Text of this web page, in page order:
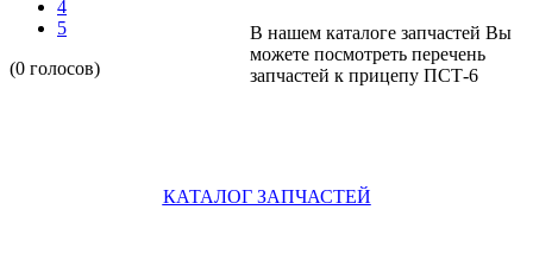
4
5
(0 голосов)
В нашем каталоге запчастей Вы
можете посмотреть перечень
запчастей к прицепу ПСТ-6
КАТАЛОГ ЗАПЧАСТЕЙ